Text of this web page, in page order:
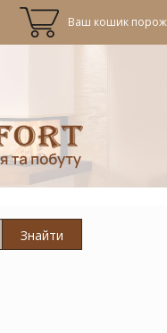
Ваш кошик
Знайти